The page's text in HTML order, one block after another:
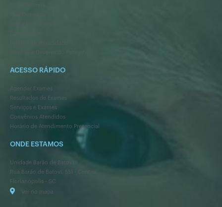
ACESSO RÁPIDO
Agendar Exames
Resultados de Exames
Serviços e Exames
Convênios Atendidos
Horário de Atendimento Presencial
ONDE ESTAMOS
Unidade Barão de Batovi
Rua Barão de Batovi, 551 - Centro
Florianópolis - SC
Ver no mapa